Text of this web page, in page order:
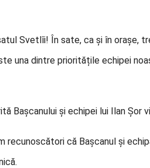
Svetlîi! În sate, ca și în orașe,
una dintre prioritățile echipei
Bașcanului și echipei lui Ilan Șor
recunoscători că Bașcanul și